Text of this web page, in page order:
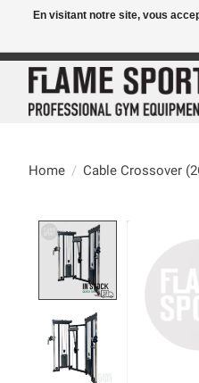
Home / Cable Crossover
En visitant notre site, vous